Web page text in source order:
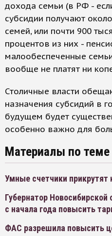
дохода семьи (в РФ -
субсидии получают
семей, или почти 900
процентов из них -
малообеспеченные
вообще не платят ни
Столичные власти
назначения субсидий в
будущем будет
особенно важно для
Материалы по теме
Умные счетчики прикрутят
Губернатор
с начала года повысить
ФАС разрешила повысить